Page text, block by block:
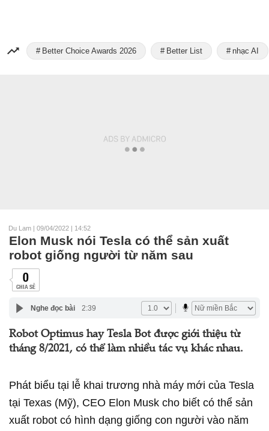
Better Choice Awards 2026 Better List nhạc AI
Du Lam | 09/04/2022 | 14:52
Elon Musk nói Tesla có thể sản xuất
robot giống người từ năm sau
0
CHIA SẺ
Nghe đọc bài 2:39
Robot Optimus hay Tesla Bot được giới thiệu từ
tháng 8/2021, có thể làm nhiều tác vụ khác nhau.
Phát biểu tại lễ khai trương nhà máy mới của Tesla
tại Texas (Mỹ), CEO Elon Musk cho biết có thể sản
xuất robot có hình dạng giống con người vào năm